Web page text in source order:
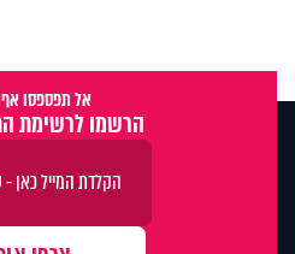
אל תפספסו אף
הרשמו לרשימת